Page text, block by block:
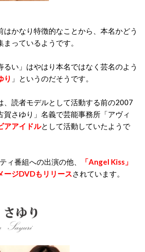
はかなり特徴的なことから、本名かどう
っているようです。
るい」はやはり本名ではなく芸名のよう
り 」というのだそうです。
、読者モデルとして活動する前の2007
賀さゆり」名義で芸能事務所「アヴィ
アアイドルとして活動していたようで
ィ番組への出演の他、
「Angel Kiss」
ージDVDもリリースされています。